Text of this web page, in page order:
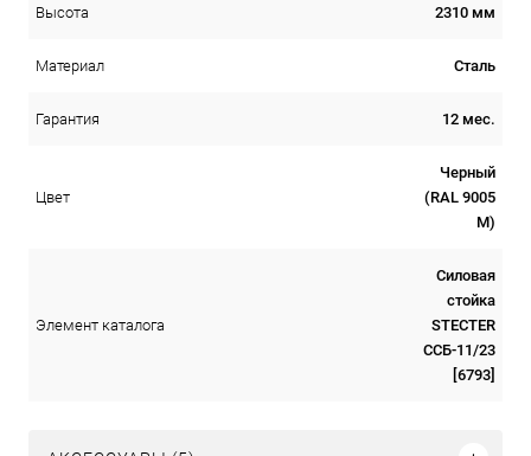
Высота 2310 мм
Материал Сталь
Гарантия 12 мес.
Цвет
Черный
(RAL 9005
М)
Элемент каталога
Силовая
стойка
STECTER
CCБ-11/23
[6793]